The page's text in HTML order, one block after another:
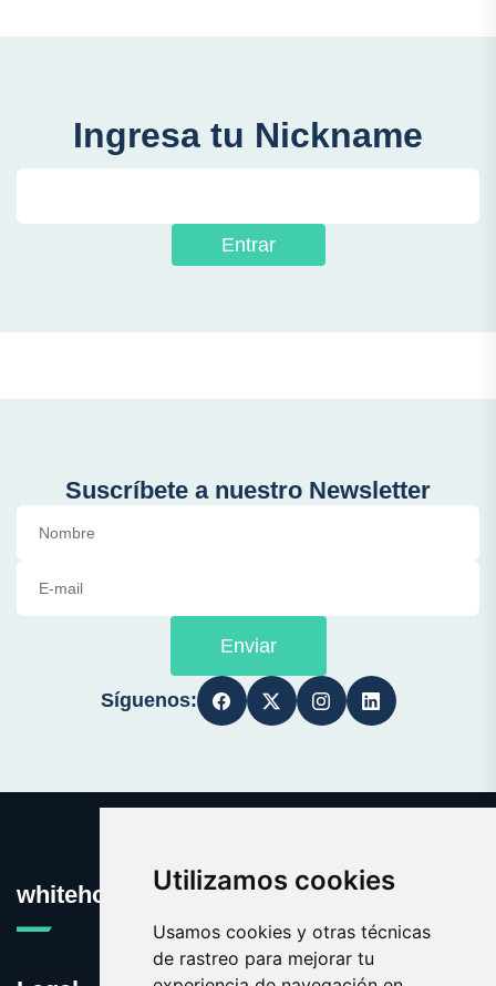
Utilizamos cookies
Usamos cookies y otras técnicas
de rastreo para mejorar tu
Ingresa tu Nickname
Entrar
Suscríbete a nuestro Newsletter
Enviar
Síguenos:
whitehouse.es